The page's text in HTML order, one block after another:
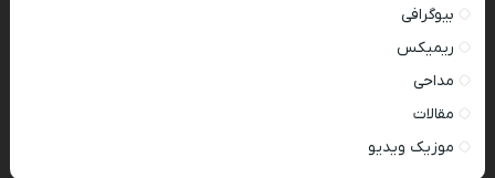
بیوگرافی
ریمیکس
مداحی
مقالات
موزیک ویدیو